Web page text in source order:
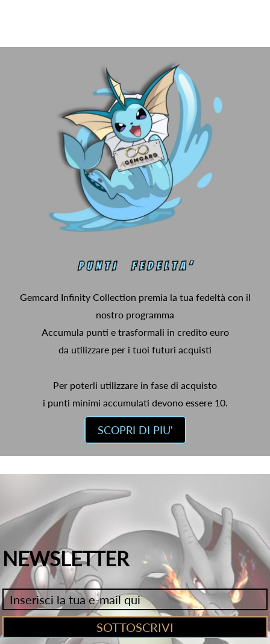
Gemcard Infinity Collection premia la tua fedeltà con il
nostro programma
Accumula punti e trasformali in credito euro
da utilizzare per i tuoi futuri acquisti
Per poterli utilizzare in fase di acquisto
i punti minimi accumulati devono essere 10.
SCOPRI DI PIU'
NEWSLETTER